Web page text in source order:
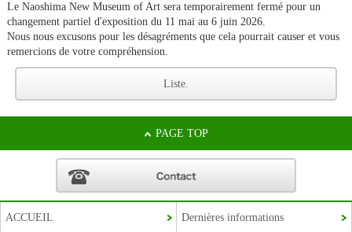
Le Naoshima New Museum of Art sera temporairement fermé pour un
changement partiel d'exposition du 11 mai au 6 juin 2026.
Nous nous excusons pour les désagréments que cela pourrait causer et vous
remercions de votre compréhension.
Liste.
PAGE TOP
ACCUEIL Dernières informations